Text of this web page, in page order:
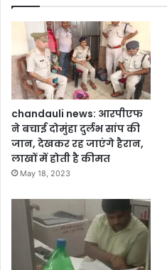
chandauli news: आरपीएफ
ने बचाई दोमुंहा दुर्लभ सांप की
जान, देखकर रह जाएंगे हैरान,
लाखों में होती है कीमत
May 18, 2023